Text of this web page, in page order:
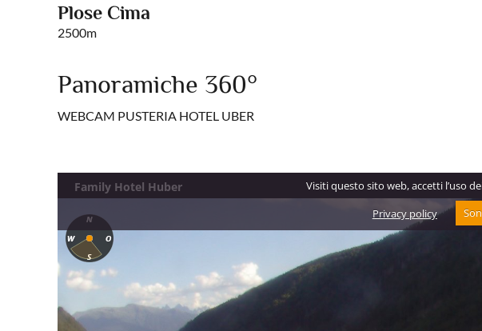
Plose Cima
2500m
Panoramiche 360°
WEBCAM PUSTERIA HOTEL UBER